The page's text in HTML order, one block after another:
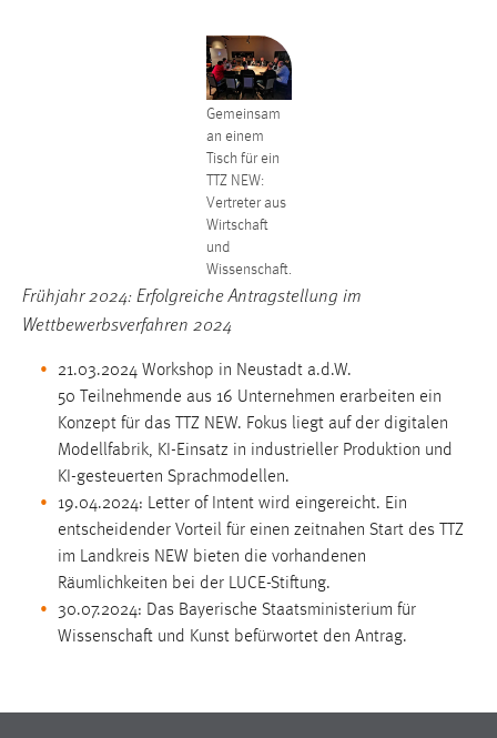
Gemeinsam
an einem
Tisch für ein
TTZ NEW:
Vertreter aus
Wirtschaft
und
Wissenschaft.
Frühjahr 2024: Erfolgreiche Antragstellung im
Wettbewerbsverfahren 2024
21.03.2024 Workshop in Neustadt a.d.W.
50 Teilnehmende aus 16 Unternehmen erarbeiten ein
Konzept für das TTZ NEW. Fokus liegt auf der digitalen
Modellfabrik, KI-Einsatz in industrieller Produktion und
KI-gesteuerten Sprachmodellen.
19.04.2024: Letter of Intent wird eingereicht. Ein
entscheidender Vorteil für einen zeitnahen Start des TTZ
im Landkreis NEW bieten die vorhandenen
Räumlichkeiten bei der LUCE-Stiftung.
30.07.2024: Das Bayerische Staatsministerium für
Wissenschaft und Kunst befürwortet den Antrag.